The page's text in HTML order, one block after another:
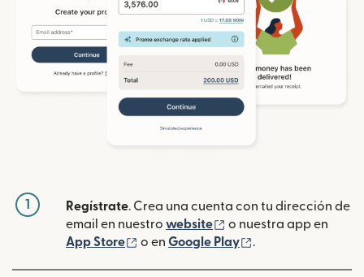
1 Regístrate. Crea una cuenta con tu dirección de
email en nuestro website (se abre en una
o nuestra app en
App Store
(se abre en una ventana nueva)
o en Google Play (se abre en una
.